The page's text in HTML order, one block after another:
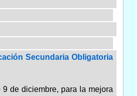
Secundaria Obligatoria
de diciembre, para la mejora